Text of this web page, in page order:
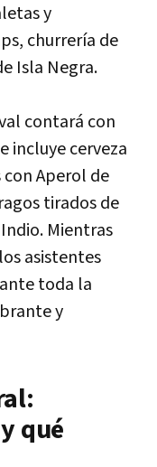
y
churrería de
Isla Negra.
contará con
incluye cerveza
Aperol de
tirados de
Mientras
asistentes
toda la
y
qué